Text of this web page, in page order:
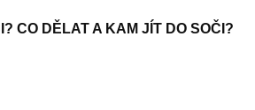
CO DĚLAT A KAM JÍT DO SOČI?